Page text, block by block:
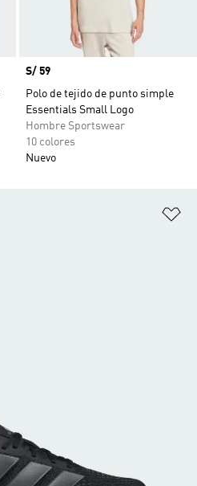
Precio
S/ 59
Polo de tejido de punto simple
Essentials Small Logo
Hombre Sportswear
10 colores
Nuevo